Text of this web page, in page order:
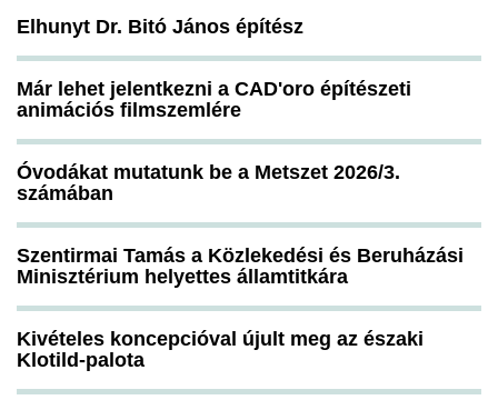
Elhunyt Dr. Bitó János építész
Már lehet jelentkezni a CAD'oro építészeti
animációs filmszemlére
Óvodákat mutatunk be a Metszet 2026/3.
számában
Szentirmai Tamás a Közlekedési és Beruházási
Minisztérium helyettes államtitkára
Kivételes koncepcióval újult meg az északi
Klotild-palota